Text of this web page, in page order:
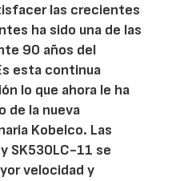
las crecientes
ha sido una de las
90 años del
esta continua
lo que ahora le ha
de la nueva
Kobelco. Las
SK530LC-11 se
velocidad y